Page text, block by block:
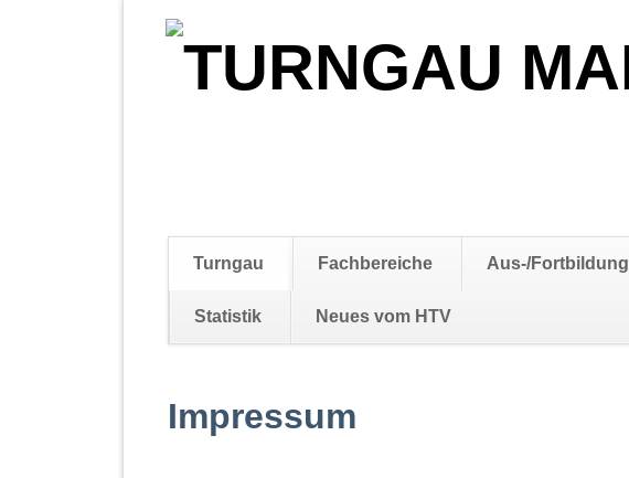
überspringen
Turngau Fachbereiche Aus-/Fortbildung
Statistik Neues vom HTV
Impressum